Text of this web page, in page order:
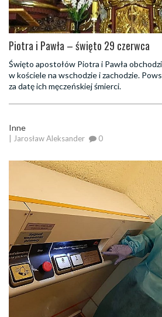
Piotra i Pawła – święto 29 czerwca
Święto apostołów Piotra i Pawła
w kościele na wschodzie i zachodzie.
za datę ich męczeńskiej śmierci.
Inne
| Jarosław Aleksander 0